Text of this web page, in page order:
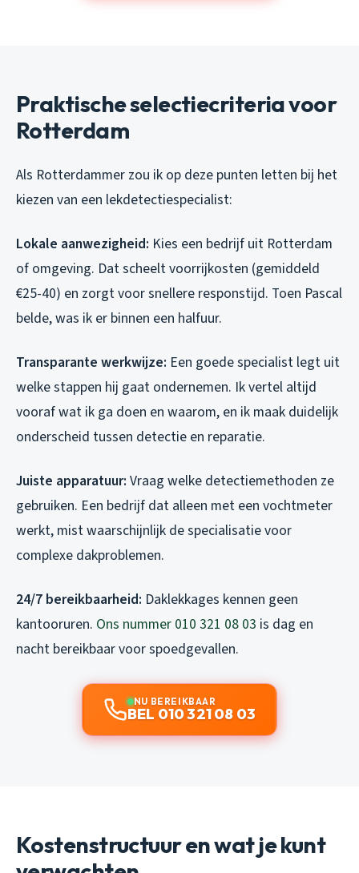
Praktische selectiecriteria voor
Rotterdam
Als Rotterdammer zou ik op deze punten letten bij het
kiezen van een lekdetectiespecialist:
Lokale aanwezigheid: Kies een bedrijf uit Rotterdam
of omgeving. Dat scheelt voorrijkosten (gemiddeld
€25-40) en zorgt voor snellere responstijd. Toen Pascal
belde, was ik er binnen een halfuur.
Transparante werkwijze: Een goede specialist legt uit
welke stappen hij gaat ondernemen. Ik vertel altijd
vooraf wat ik ga doen en waarom, en ik maak duidelijk
onderscheid tussen detectie en reparatie.
Juiste apparatuur: Vraag welke detectiemethoden ze
gebruiken. Een bedrijf dat alleen met een vochtmeter
werkt, mist waarschijnlijk de specialisatie voor
complexe dakproblemen.
24/7 bereikbaarheid: Daklekkages kennen geen
kantooruren. Ons nummer 010 321 08 03 is dag en
nacht bereikbaar voor spoedgevallen.
NU BEREIKBAAR
BEL 010 321 08 03
Kostenstructuur en wat je kunt